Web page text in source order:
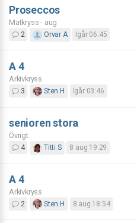
Proseccos
Matkryss - aug
2 Orvar A Igår 06:45
A 4
Arkivkryss
3 Sten H Igår 03:46
senioren stora
Övrigt
4 Titti S 8 aug 19:29
A 4
Arkivkryss
2 Sten H 8 aug 18:54